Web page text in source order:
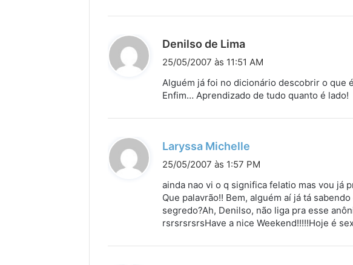
Denilso de Lima
i
s
25/05/2007 às 11:51 AM
Alguém já foi no dicionário descobrir o que
Enfim… Aprendizado de tudo quanto é lado!
Laryssa Michelle
i
s
e
:
25/05/2007 às 1:57 PM
ainda nao vi o q significa felatio mas vou
Que palavrão!! Bem, alguém aí já tá
segredo?Ah, Denilso, não liga pra esse
rsrsrsrsrsHave a nice Weekend!!!!!Hoje é